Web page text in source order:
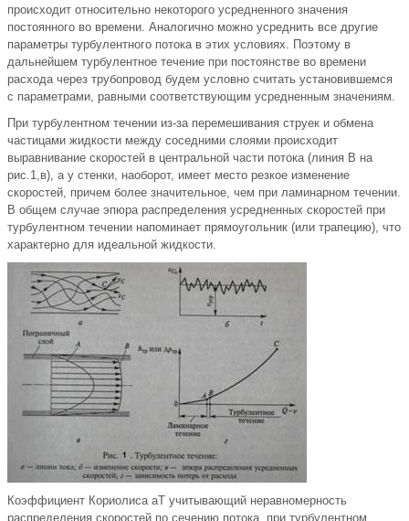
происходит относительно некоторого усредненного значения
постоянного во времени. Аналогично можно усреднить все другие
параметры турбулентного потока в этих условиях. Поэтому в
дальнейшем турбулентное течение при постоянстве во времени
расхода через трубопровод будем условно считать установившемся
с параметрами, равными соответствующим усредненным значениям.
При турбулентном течении из-за перемешивания струек и обмена
частицами жидкости между соседними слоями происходит
выравнивание скоростей в центральной части потока (линия В на
рис.1,в), а у стенки, наоборот, имеет место резкое изменение
скоростей, причем более значительное, чем при ламинарном течении.
В общем случае эпюра распределения усредненных скоростей при
турбулентном течении напоминает прямоугольник (или трапецию), что
характерно для идеальной жидкости.
Коэффициент Кориолиса аТ учитывающий неравномерность
распределения скоростей по сечению потока, при турбулентном